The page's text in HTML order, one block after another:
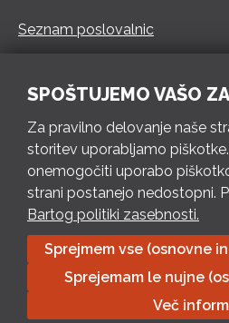
Seznam poslovalnic
PON – PET 8 – 18 h / SOB 8 –
Pošlji e-mail
Izpolni kontaktni obrazec
Bartog d.o.o. Trebnje | ID:
8174 248, Banka Intesa
Ivan Šantorić | Predsednik
Delniški kapital: 783.970,08 EUR,
SPOŠTUJEMO VAŠO
Za pravilno delovanje naše
storitev uporabljamo
onemogočiti uporabo
strani postanejo nedostopni.
Bartog politiki zasebnosti.
Sprejmem vse (osnovne
Sprejemam le nujne
Več